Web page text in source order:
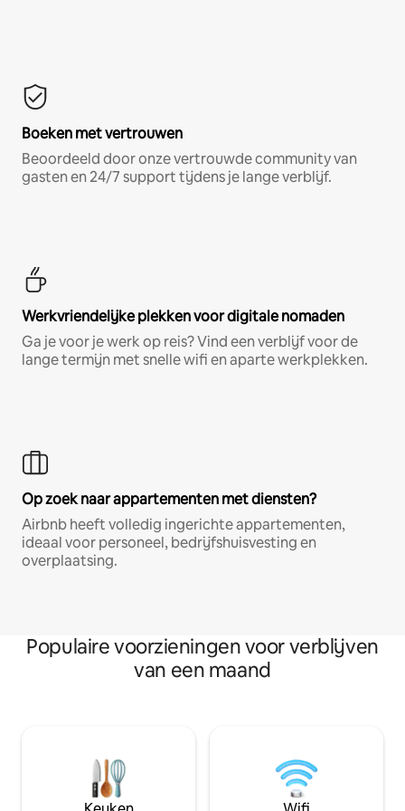
Boeken met vertrouwen
Beoordeeld door onze vertrouwde community van
gasten en 24/7 support tijdens je lange verblijf.
Werkvriendelijke plekken voor digitale nomaden
Ga je voor je werk op reis? Vind een verblijf voor de
lange termijn met snelle wifi en aparte werkplekken.
Op zoek naar appartementen met diensten?
Airbnb heeft volledig ingerichte appartementen,
ideaal voor personeel, bedrijfshuisvesting en
overplaatsing.
Populaire voorzieningen voor verblijven
van een maand